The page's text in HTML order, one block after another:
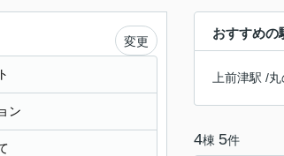
おすすめの
上前津駅 /
4棟 5件
変更
ン